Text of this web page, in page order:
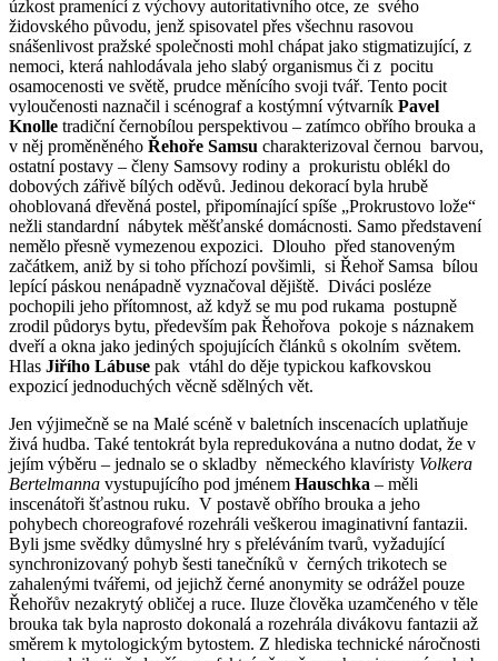
úzkost pramenící z výchovy autoritativního otce, ze svého
židovského původu, jenž spisovatel přes všechnu rasovou
snášenlivost pražské společnosti mohl chápat jako stigmatizující, z
nemoci, která nahlodávala jeho slabý organismus či z pocitu
osamocenosti ve světě, prudce měnícího svoji tvář. Tento pocit
vyloučenosti naznačil i scénograf a kostýmní výtvarník Pavel
Knolle tradiční černobílou perspektivou – zatímco obřího brouka a
v něj proměněného Řehoře Samsu charakterizoval černou barvou,
ostatní postavy – členy Samsovy rodiny a prokuristu oblékl do
dobových zářivě bílých oděvů. Jedinou dekorací byla hrubě
ohoblovaná dřevěná postel, připomínající spíše „Prokrustovo lože“
nežli standardní nábytek měšťanské domácnosti. Samo představení
nemělo přesně vymezenou expozici. Dlouho před stanoveným
začátkem, aniž by si toho příchozí povšimli, si Řehoř Samsa bílou
lepící páskou nenápadně vyznačoval dějiště. Diváci posléze
pochopili jeho přítomnost, až když se mu pod rukama postupně
zrodil půdorys bytu, především pak Řehořova pokoje s náznakem
dveří a okna jako jediných spojujících článků s okolním světem.
Hlas Jiřího Lábuse pak vtáhl do děje typickou kafkovskou
expozicí jednoduchých věcně sdělných vět.
Jen výjimečně se na Malé scéně v baletních inscenacích uplatňuje
živá hudba. Také tentokrát byla repredukována a nutno dodat, že v
jejím výběru – jednalo se o skladby německého klavíristy Volkera
Bertelmanna vystupujícího pod jménem Hauschka – měli
inscenátoři šťastnou ruku. V postavě obřího brouka a jeho
pohybech choreografové rozehráli veškerou imaginativní fantazii.
Byli jsme svědky důmyslné hry s přeléváním tvarů, vyžadující
synchronizovaný pohyb šesti tanečníků v černých trikotech se
zahalenými tvářemi, od jejichž černé anonymity se odrážel pouze
Řehořův nezakrytý obličej a ruce. Iluze člověka uzamčeného v těle
brouka tak byla naprosto dokonalá a rozehrála divákovu fantazii až
směrem k mytologickým bytostem. Z hlediska technické náročnosti